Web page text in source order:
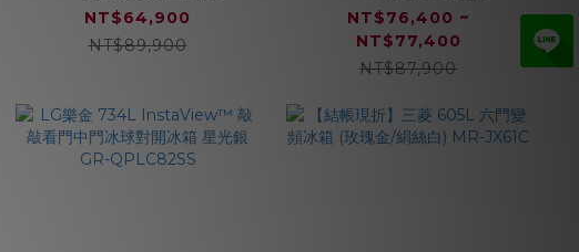
冰箱 GR-BLF61BE
NT$64,900
NT$89,900
冰箱 (星光白/星砂杏)
MR-WZ61K
NT$76,400 ~
NT$77,400
NT$87,900